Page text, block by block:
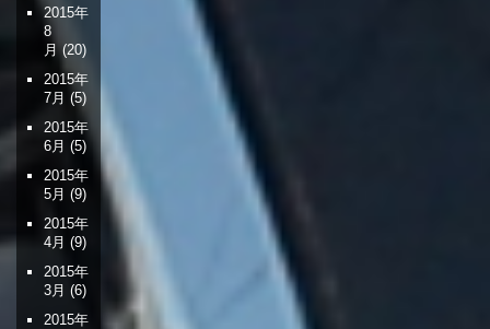
2015年
8
月 (20)
2015年
7月 (5)
2015年
6月 (5)
2015年
5月 (9)
2015年
4月 (9)
2015年
3月 (6)
2015年